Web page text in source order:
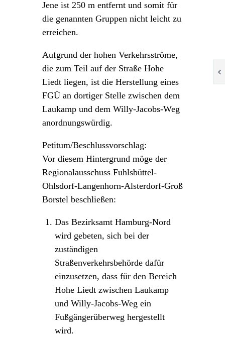
Jene ist 250 m entfernt und somit für
die genannten Gruppen nicht leicht zu
erreichen.
Aufgrund der hohen Verkehrsströme,
die zum Teil auf der Straße Hohe
Liedt liegen, ist die Herstellung eines
FGÜ an dortiger Stelle zwischen dem
Laukamp und dem Willy-Jacobs-Weg
anordnungswürdig.
Petitum/Beschlussvorschlag:
Vor diesem Hintergrund möge der
Regionalausschuss Fuhlsbüttel-
Ohlsdorf-Langenhorn-Alsterdorf-Groß
Borstel beschließen:
Das Bezirksamt Hamburg-Nord
wird gebeten, sich bei der
zuständigen
Straßenverkehrsbehörde dafür
einzusetzen, dass für den Bereich
Hohe Liedt zwischen Laukamp
und Willy-Jacobs-Weg ein
Fußgängerüberweg hergestellt
wird.